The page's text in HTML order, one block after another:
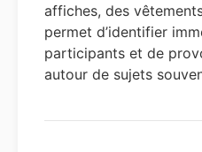
affiches, des
permet d’identifier
participants et de
autour de sujets